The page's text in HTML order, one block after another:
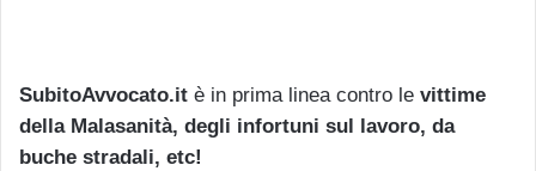
SubitoAvvocato.it è in prima linea contro le vittime
della Malasanità, degli infortuni sul lavoro, da
buche stradali, etc!